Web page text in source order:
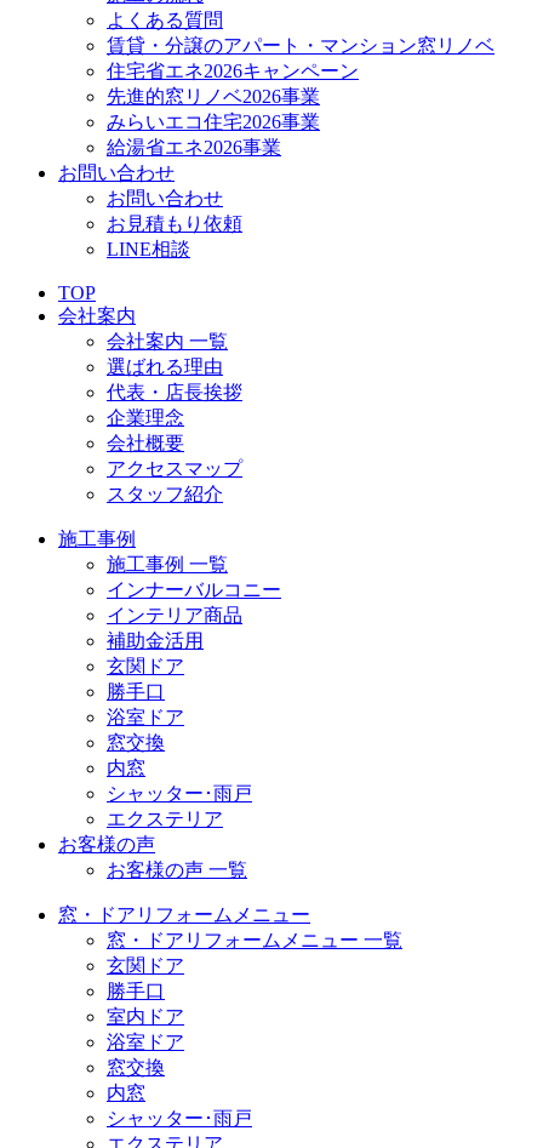
よくある質問
賃貸・分譲のアパート・マンション窓リノベ
住宅省エネ2026キャンペーン
先進的窓リノベ2026事業
みらいエコ住宅2026事業
給湯省エネ2026事業
お問い合わせ
お問い合わせ
お見積もり依頼
LINE相談
TOP
会社案内
会社案内 一覧
選ばれる理由
代表・店長挨拶
企業理念
会社概要
アクセスマップ
スタッフ紹介
施工事例
施工事例 一覧
インナーバルコニー
インテリア商品
補助金活用
玄関ドア
勝手口
浴室ドア
窓交換
内窓
シャッター･雨戸
エクステリア
お客様の声
お客様の声 一覧
窓・ドアリフォームメニュー
窓・ドアリフォームメニュー 一覧
玄関ドア
勝手口
室内ドア
浴室ドア
窓交換
内窓
シャッター･雨戸
エクステリア